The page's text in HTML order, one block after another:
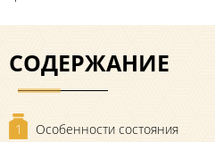
СОДЕРЖАНИЕ
1
Особенности состояния